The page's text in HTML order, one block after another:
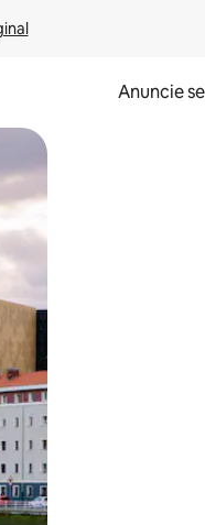
Anuncie
o dedo na tela.